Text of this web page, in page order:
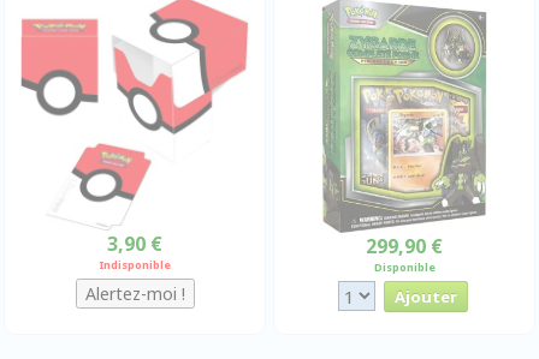
3,90 €
Indisponible
299,90 €
Disponible